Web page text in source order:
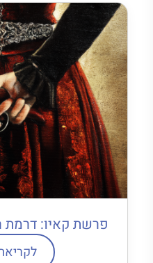
פרשת קאיו: